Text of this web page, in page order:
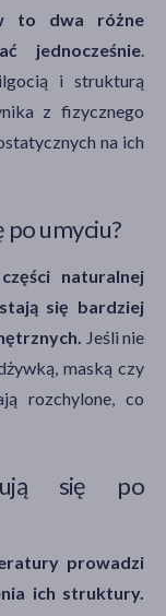
to dwa różne
jednocześnie
i strukturą
z fizycznego
na ich
po umyciu?
naturalnej
się bardziej
Jeśli nie
maską czy
rozchylone, co
się po
prowadzi
ich struktury.